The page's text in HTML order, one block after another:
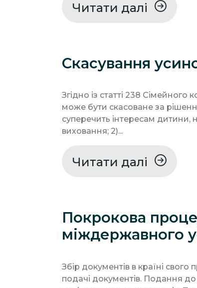
Читати далі
Скасування
Згідно із статті 238
може бути скасоване за
суперечить інтересам дитини,
виховання; 2)...
Читати далі
Покрокова
міждержавного
Збір документів в країні
подачі документів. Подання до